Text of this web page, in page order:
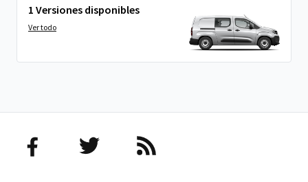
1 Versiones disponibles
Ver todo